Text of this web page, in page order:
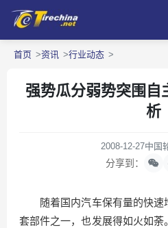
首页 资讯 行业动态
强势瓜分弱势突围自
析
2008-12-27中国
分享到：
随着国内汽车保有量的快速
套部件之一，也发展得如火如